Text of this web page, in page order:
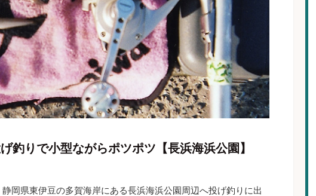
りで小型ながらポツポツ【長浜海浜公園】
岡県東伊豆の多賀海岸にある長浜海浜公園周辺へ投げ釣りに出